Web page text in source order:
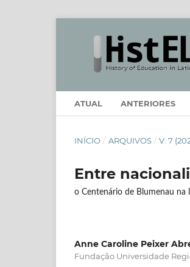
ATUAL ANTERIORES
INÍCIO / ARQUIVOS / V. 7
Entre
o Centenário de Blumenau na
Anne Caroline Peixer
Fundação Universidade